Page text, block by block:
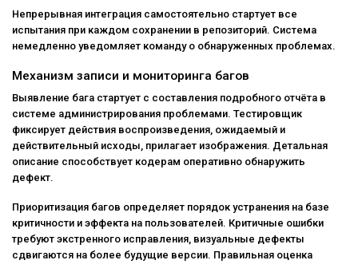
Непрерывная интеграция самостоятельно стартует все
испытания при каждом сохранении в репозиторий. Система
немедленно уведомляет команду о обнаруженных проблемах.
Механизм записи и мониторинга багов
Выявление бага стартует с составления подробного отчёта в
системе администрирования проблемами. Тестировщик
фиксирует действия воспроизведения, ожидаемый и
действительный исходы, прилагает изображения. Детальная
описание способствует кодерам оперативно обнаружить
дефект.
Приоритизация багов определяет порядок устранения на базе
критичности и эффекта на пользователей. Критичные ошибки
требуют экстренного исправления, визуальные дефекты
сдвигаются на более будущие версии. Правильная оценка